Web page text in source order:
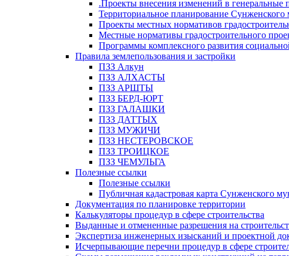
.Проекты внесения изменений в генеральные
Территориальное планирование
Проекты местных нормативов
Местные нормативы градостроительного
Программы комплексного развития
Правила землепользования и застройки
ПЗЗ Алкун
ПЗЗ АЛХАСТЫ
ПЗЗ АРШТЫ
ПЗЗ БЕРД-ЮРТ
ПЗЗ ГАЛАШКИ
ПЗЗ ДАТТЫХ
ПЗЗ МУЖИЧИ
ПЗЗ НЕСТЕРОВСКОЕ
ПЗЗ ТРОИЦКОЕ
ПЗЗ ЧЕМУЛЬГА
Полезные ссылки
Полезные ссылки
Публичная кадастровая карта Сунженского
Документация по планировке территории
Калькуляторы процедур в сфере строительства
Выданные и отмененные разрешения на
Экспертиза инженерных изысканий и проектной
Исчерпывающие перечни процедур в сфере